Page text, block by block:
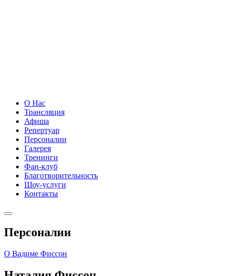
О Нас
Трансляция
Афиша
Репертуар
Персоналии
Галерея
Тренинги
Фан-клуб
Благотворительность
Шоу-услуги
Контакты
Персоналии
О Вадиме Фиссон